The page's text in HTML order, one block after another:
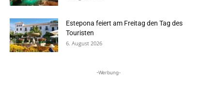
Estepona feiert am Freitag den Tag des
Touristen
6. August 2026
-Werbung-